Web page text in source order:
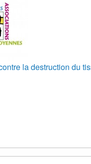
la destruction du